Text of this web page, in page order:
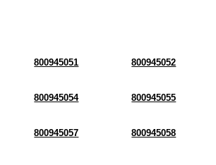
800945051 800945052
800945054 800945055
800945057 800945058